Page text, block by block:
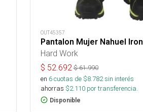
OUT45357
Pantalon Mujer Nahuel Iron
Hard Work
$ 52.692 $61.990
en 6cuotas de $8.782sin interés
ahorras $2.110por transferencia.
Disponible